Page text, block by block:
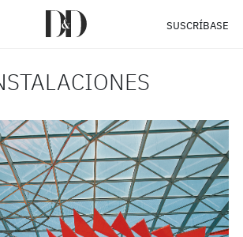
SUSCRÍBASE